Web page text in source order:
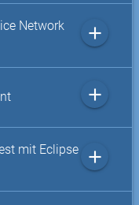
Network
add
add
mit Eclipse
add